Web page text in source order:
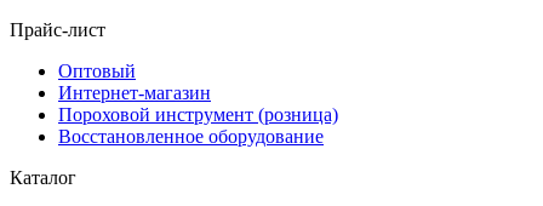
Прайс-лист
Оптовый
Интернет-магазин
Пороховой инструмент (розница)
Восстановленное оборудование
Каталог